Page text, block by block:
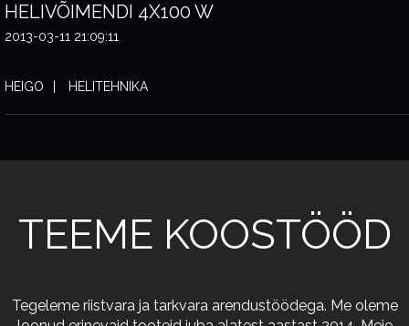
HELIVÕIMENDI 4X100 W
2013-03-11 21:09:11
HEIGO HELITEHNIKA
TEEME KOOSTÖÖD
Tegeleme riistvara ja tarkvara arendustöödega. Me oleme